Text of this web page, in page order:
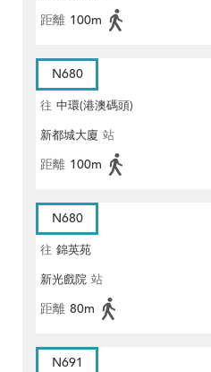
距離 100m
N680
往 中環(港澳碼頭)
新都城大廈 站
距離 100m
N680
往 錦英苑
新光戲院 站
距離 80m
N691